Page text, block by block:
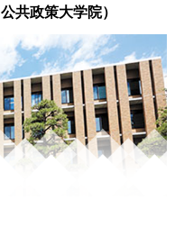
共政策大学院）
目1-1